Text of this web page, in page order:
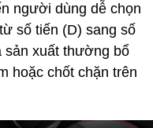
người dùng dễ chọn
số tiến (D) sang số
sản xuất thường bổ
hoặc chốt chặn trên